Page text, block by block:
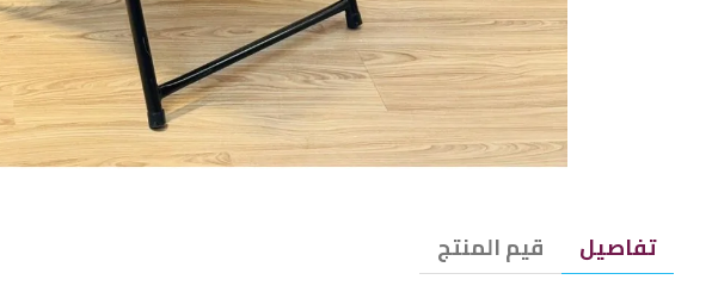
تفاصيل قيم المنتج